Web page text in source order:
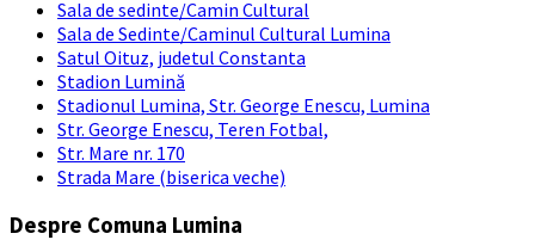
Sala de sedinte/Camin Cultural
Sala de Sedinte/Caminul Cultural Lumina
Satul Oituz, judetul Constanta
Stadion Lumină
Stadionul Lumina, Str. George Enescu, Lumina
Str. George Enescu, Teren Fotbal,
Str. Mare nr. 170
Strada Mare (biserica veche)
Despre Comuna Lumina